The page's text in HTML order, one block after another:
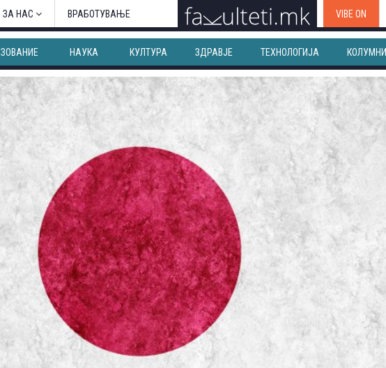
ЗА НАС ВРАБОТУВАЊЕ VIBE ON
НАУКА КУЛТУРА ЗДРАВЈЕ ТЕХНОЛОГИЈА КОЛУМНИ